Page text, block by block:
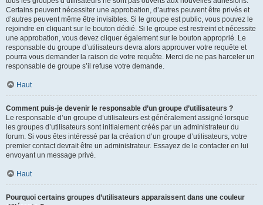
Certains peuvent nécessiter une approbation, d’autres peuvent être privés et
d’autres peuvent même être invisibles. Si le groupe est public, vous pouvez le
rejoindre en cliquant sur le bouton dédié. Si le groupe est restreint et nécessite
une approbation, vous devez cliquer également sur le bouton approprié. Le
responsable du groupe d’utilisateurs devra alors approuver votre requête et
pourra vous demander la raison de votre requête. Merci de ne pas harceler un
responsable de groupe s’il refuse votre demande.
Haut
Comment puis-je devenir le responsable d’un groupe d’utilisateurs ?
Le responsable d’un groupe d’utilisateurs est généralement assigné lorsque
les groupes d’utilisateurs sont initialement créés par un administrateur du
forum. Si vous êtes intéressé par la création d’un groupe d’utilisateurs, votre
premier contact devrait être un administrateur. Essayez de le contacter en lui
envoyant un message privé.
Haut
Pourquoi certains groupes d’utilisateurs apparaissent dans une couleur